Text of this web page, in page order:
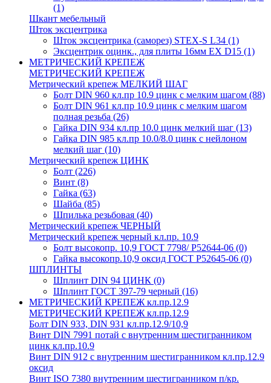
(1)
Шкант мебельный
Шток эксцентрика
Шток эксцентрика (саморез) STEX-S L34 (1)
Эксцентрик оцинк., для плиты 16мм EX D15 (1)
МЕТРИЧЕСКИЙ КРЕПЕЖ
МЕТРИЧЕСКИЙ КРЕПЕЖ
Метрический крепеж МЕЛКИЙ ШАГ
Болт DIN 960 кл.пр 10.9 цинк с мелким шагом (88)
Болт DIN 961 кл.пр 10.9 цинк с мелким шагом
полная резьба (26)
Гайка DIN 934 кл.пр 10.0 цинк мелкий шаг (13)
Гайка DIN 985 кл.пр 10.0/8.0 цинк с нейлоном
мелкий шаг (10)
Метрический крепеж ЦИНК
Болт (226)
Винт (8)
Гайка (63)
Шайба (85)
Шпилька резьбовая (40)
Метрический крепеж ЧЕРНЫЙ
Метрический крепеж черный кл.пр. 10.9
Болт высокопр. 10,9 ГОСТ 7798/ Р52644-06 (0)
Гайка высокопр.10,9 оксид ГОСТ Р52645-06 (0)
ШПЛИНТЫ
Шплинт DIN 94 ЦИНК (0)
Шплинт ГОСТ 397-79 черный (16)
МЕТРИЧЕСКИЙ КРЕПЕЖ кл.пр.12.9
МЕТРИЧЕСКИЙ КРЕПЕЖ кл.пр.12.9
Болт DIN 933, DIN 931 кл.пр.12.9/10,9
Винт DIN 7991 потай с внутренним шестигранником
цинк кл.пр.10.9
Винт DIN 912 с внутренним шестигранником кл.пр.12.9
оксид
Винт ISO 7380 внутренним шестигранником п/кр.